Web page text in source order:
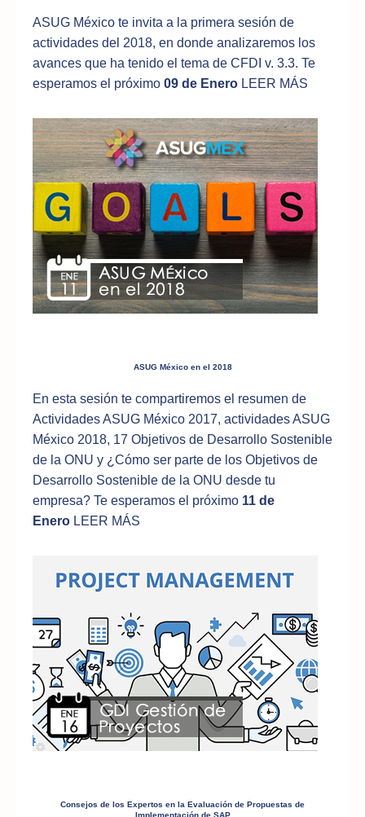
ASUG México te invita a la primera sesión de
actividades del 2018, en donde analizaremos los
avances que ha tenido el tema de CFDI v. 3.3. Te
esperamos el próximo 09 de Enero LEER MÁS
ASUG México en el 2018
En esta sesión te compartiremos el resumen de
Actividades ASUG México 2017, actividades ASUG
México 2018, 17 Objetivos de Desarrollo Sostenible
de la ONU y ¿Cómo ser parte de los Objetivos de
Desarrollo Sostenible de la ONU desde tu
empresa? Te esperamos el próximo 11 de
Enero LEER MÁS
Consejos de los Expertos en la Evaluación de Propuestas de
Implementación de SAP